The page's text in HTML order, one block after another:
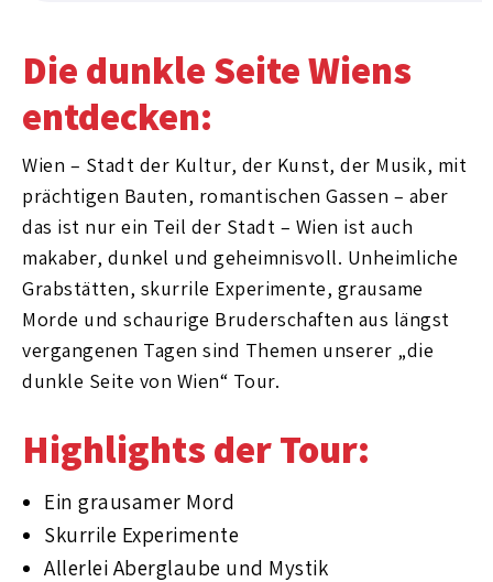
Die dunkle Seite Wiens
entdecken:
Wien – Stadt der Kultur, der Kunst, der Musik, mit
prächtigen Bauten, romantischen Gassen – aber
das ist nur ein Teil der Stadt – Wien ist auch
makaber, dunkel und geheimnisvoll. Unheimliche
Grabstätten, skurrile Experimente, grausame
Morde und schaurige Bruderschaften aus längst
vergangenen Tagen sind Themen unserer „die
dunkle Seite von Wien“ Tour.
Highlights der Tour:
Ein grausamer Mord
Skurrile Experimente
Allerlei Aberglaube und Mystik